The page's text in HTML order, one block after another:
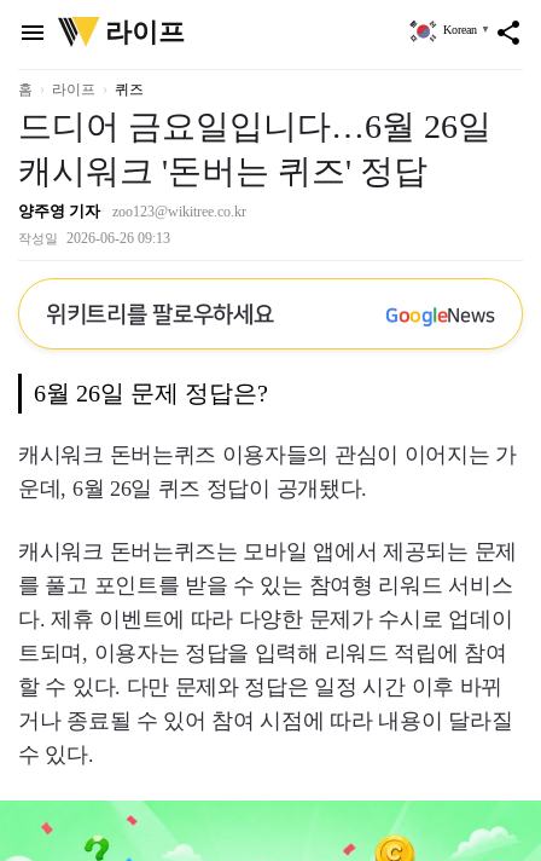
menu
위
키
리
라이프 share
Korean ▼
홈 라이프 퀴즈
드디어 금요일입니다…6월 26일
캐시워크 '돈버는 퀴즈' 정답
양주영 기자 zoo123@wikitree.co.kr
작성일 2026-06-26 09:13
위키트리를 팔로우하세요 GoogleNews
6월 26일 문제 정답은?
캐시워크 돈버는퀴즈 이용자들의 관심이 이어지는 가
운데, 6월 26일 퀴즈 정답이 공개됐다.
캐시워크 돈버는퀴즈는 모바일 앱에서 제공되는 문제
를 풀고 포인트를 받을 수 있는 참여형 리워드 서비스
다. 제휴 이벤트에 따라 다양한 문제가 수시로 업데이
트되며, 이용자는 정답을 입력해 리워드 적립에 참여
할 수 있다. 다만 문제와 정답은 일정 시간 이후 바뀌
거나 종료될 수 있어 참여 시점에 따라 내용이 달라질
수 있다.